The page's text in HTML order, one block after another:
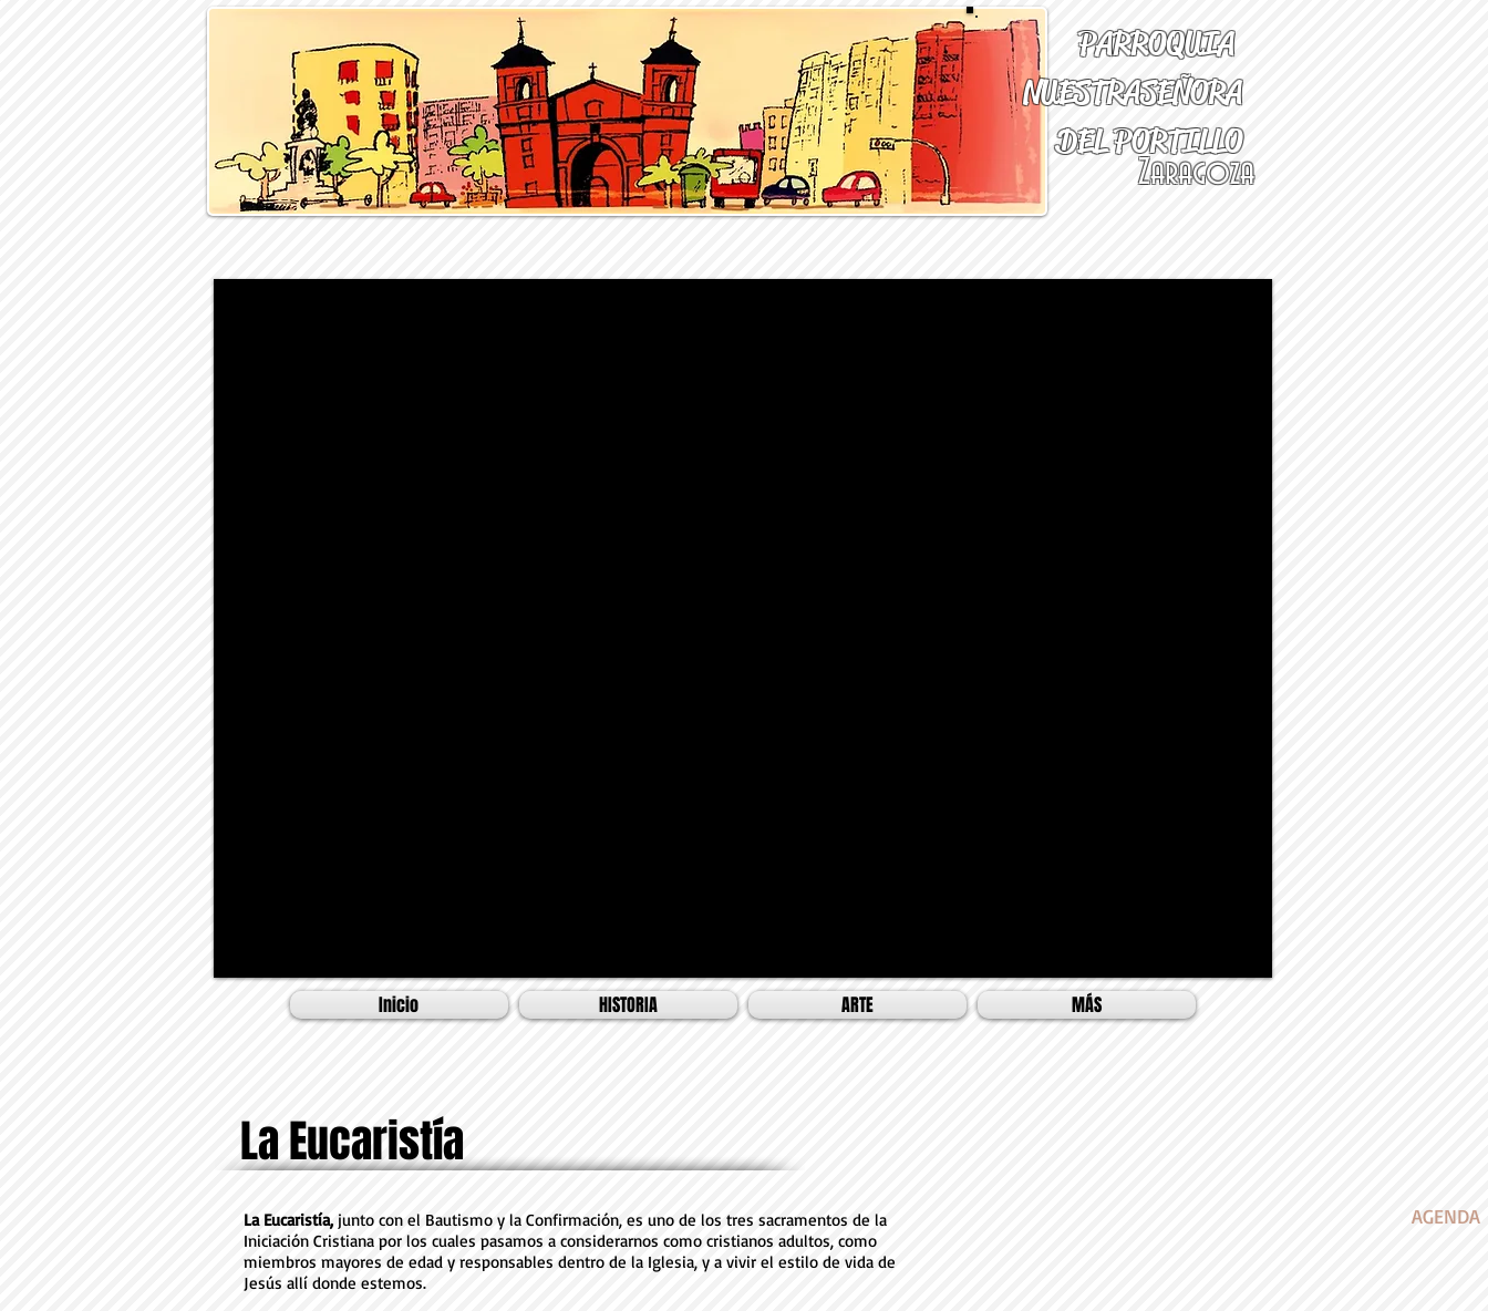
PARROQUIA
NUESTRASEÑORA
DEL PORTILLO
Zaragoza
Inicio HISTORIA ARTE MÁS
La Eucaristía
La Eucaristía, junto con el Bautismo y la Confirmación, es uno de los tres sacramentos de la
Iniciación Cristiana por los cuales pasamos a considerarnos como cristianos adultos, como
miembros mayores de edad y responsables dentro de la Iglesia, y a vivir el estilo de vida de
Jesús allí donde estemos.
AGENDA